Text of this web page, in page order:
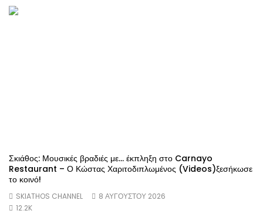
Σκιάθος: Μουσικές βραδιές με… έκπληξη στο Carnayo
Restaurant – Ο Κώστας Χαριτοδιπλωμένος (Videos)ξεσήκωσε
το κοινό!
SKIATHOS CHANNEL
8 ΑΥΓΟΎΣΤΟΥ 2026
12.2K